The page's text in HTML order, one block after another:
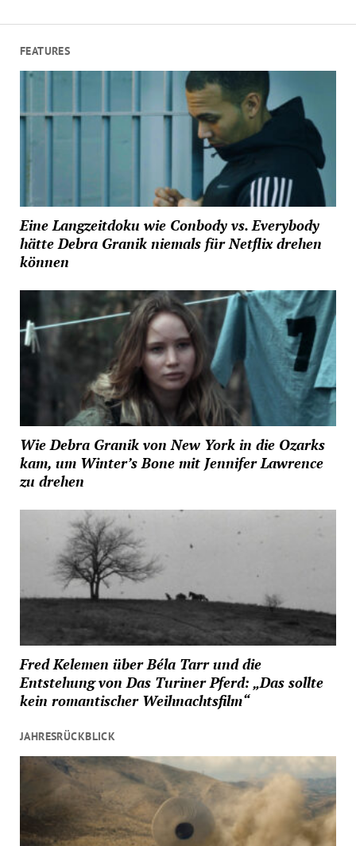
FEATURES
Eine Langzeitdoku wie Conbody vs. Everybody
hätte Debra Granik niemals für Netflix drehen
können
Wie Debra Granik von New York in die Ozarks
kam, um Winter’s Bone mit Jennifer Lawrence
zu drehen
Fred Kelemen über Béla Tarr und die
Entstehung von Das Turiner Pferd: „Das sollte
kein romantischer Weihnachtsfilm“
JAHRESRÜCKBLICK